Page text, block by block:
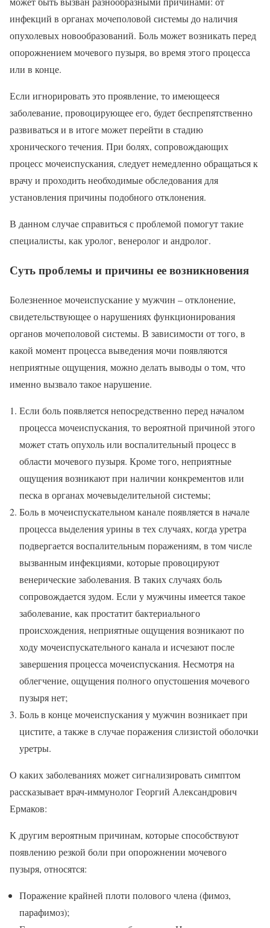
инфекций в органах мочеполовой системы до наличия
опухолевых новообразований. Боль может возникать перед
опорожнением мочевого пузыря, во время этого процесса
или в конце.
Если игнорировать это проявление, то имеющееся
заболевание, провоцирующее его, будет беспрепятственно
развиваться и в итоге может перейти в стадию
хронического течения. При болях, сопровождающих
процесс мочеиспускания, следует немедленно обращаться к
врачу и проходить необходимые обследования для
установления причины подобного отклонения.
В данном случае справиться с проблемой помогут такие
специалисты, как уролог, венеролог и андролог.
Суть проблемы и причины ее возникновения
Болезненное мочеиспускание у мужчин – отклонение,
свидетельствующее о нарушениях функционирования
органов мочеполовой системы. В зависимости от того, в
какой момент процесса выведения мочи появляются
неприятные ощущения, можно делать выводы о том, что
именно вызвало такое нарушение.
Если боль появляется непосредственно перед началом
процесса мочеиспускания, то вероятной причиной этого
может стать опухоль или воспалительный процесс в
области мочевого пузыря. Кроме того, неприятные
ощущения возникают при наличии конкрементов или
песка в органах мочевыделительной системы;
Боль в мочеиспускательном канале появляется в начале
процесса выделения урины в тех случаях, когда уретра
подвергается воспалительным поражениям, в том числе
вызванным инфекциями, которые провоцируют
венерические заболевания. В таких случаях боль
сопровождается зудом. Если у мужчины имеется такое
заболевание, как простатит бактериального
происхождения, неприятные ощущения возникают по
ходу мочеиспускательного канала и исчезают после
завершения процесса мочеиспускания. Несмотря на
облегчение, ощущения полного опустошения мочевого
пузыря нет;
Боль в конце мочеиспускания у мужчин возникает при
цистите, а также в случае поражения слизистой оболочки
уретры.
О каких заболеваниях может сигнализировать симптом
рассказывает врач-иммунолог Георгий Александрович
Ермаков:
К другим вероятным причинам, которые способствуют
появлению резкой боли при опорожнении мочевого
пузыря, относятся:
Поражение крайней плоти полового члена (фимоз,
парафимоз);